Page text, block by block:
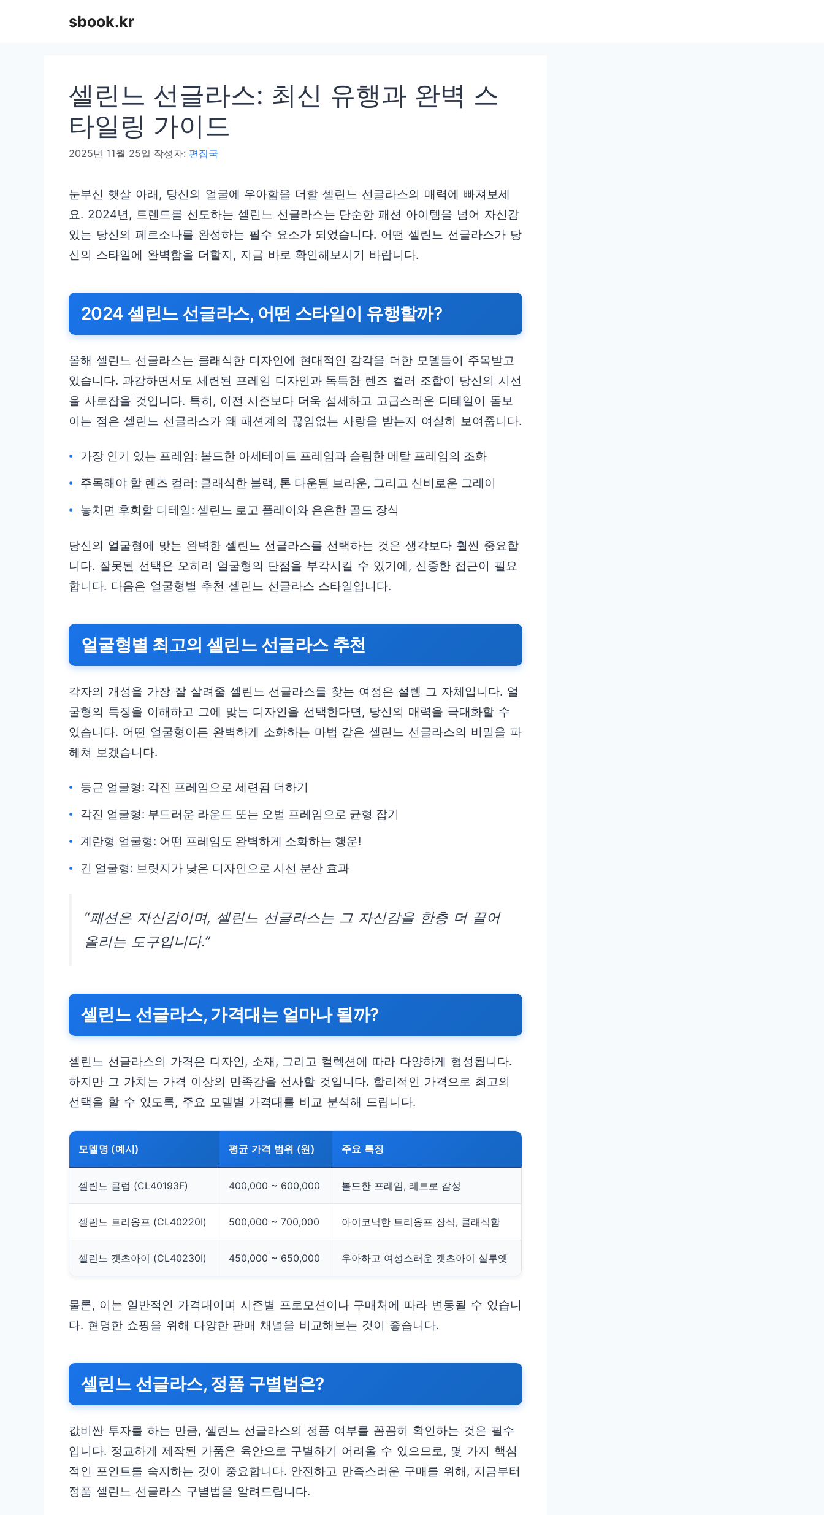
sbook.kr
셀린느 선글라스: 최신 유행과 완벽 스
타일링 가이드
2025년 11월 25일 작성자: 편집국
눈부신 햇살 아래, 당신의 얼굴에 우아함을 더할 셀린느 선글라스의 매력에 빠져보세
요. 2024년, 트렌드를 선도하는 셀린느 선글라스는 단순한 패션 아이템을 넘어 자신감
있는 당신의 페르소나를 완성하는 필수 요소가 되었습니다. 어떤 셀린느 선글라스가 당
신의 스타일에 완벽함을 더할지, 지금 바로 확인해보시기 바랍니다.
2024 셀린느 선글라스, 어떤 스타일이 유행할까?
올해 셀린느 선글라스는 클래식한 디자인에 현대적인 감각을 더한 모델들이 주목받고
있습니다. 과감하면서도 세련된 프레임 디자인과 독특한 렌즈 컬러 조합이 당신의 시선
을 사로잡을 것입니다. 특히, 이전 시즌보다 더욱 섬세하고 고급스러운 디테일이 돋보
이는 점은 셀린느 선글라스가 왜 패션계의 끊임없는 사랑을 받는지 여실히 보여줍니다.
가장 인기 있는 프레임: 볼드한 아세테이트 프레임과 슬림한 메탈 프레임의 조화
주목해야 할 렌즈 컬러: 클래식한 블랙, 톤 다운된 브라운, 그리고 신비로운 그레이
놓치면 후회할 디테일: 셀린느 로고 플레이와 은은한 골드 장식
당신의 얼굴형에 맞는 완벽한 셀린느 선글라스를 선택하는 것은 생각보다 훨씬 중요합
니다. 잘못된 선택은 오히려 얼굴형의 단점을 부각시킬 수 있기에, 신중한 접근이 필요
합니다. 다음은 얼굴형별 추천 셀린느 선글라스 스타일입니다.
얼굴형별 최고의 셀린느 선글라스 추천
각자의 개성을 가장 잘 살려줄 셀린느 선글라스를 찾는 여정은 설렘 그 자체입니다. 얼
굴형의 특징을 이해하고 그에 맞는 디자인을 선택한다면, 당신의 매력을 극대화할 수
있습니다. 어떤 얼굴형이든 완벽하게 소화하는 마법 같은 셀린느 선글라스의 비밀을 파
헤쳐 보겠습니다.
둥근 얼굴형: 각진 프레임으로 세련됨 더하기
각진 얼굴형: 부드러운 라운드 또는 오벌 프레임으로 균형 잡기
계란형 얼굴형: 어떤 프레임도 완벽하게 소화하는 행운!
긴 얼굴형: 브릿지가 낮은 디자인으로 시선 분산 효과
“패션은 자신감이며, 셀린느 선글라스는 그 자신감을 한층 더 끌어
올리는 도구입니다.”
셀린느 선글라스, 가격대는 얼마나 될까?
셀린느 선글라스의 가격은 디자인, 소재, 그리고 컬렉션에 따라 다양하게 형성됩니다.
하지만 그 가치는 가격 이상의 만족감을 선사할 것입니다. 합리적인 가격으로 최고의
선택을 할 수 있도록, 주요 모델별 가격대를 비교 분석해 드립니다.
모델명 (예시) 평균 가격 범위 (원) 주요 특징
셀린느 클럽 (CL40193F) 400,000 ~ 600,000 볼드한 프레임, 레트로 감성
셀린느 트리옹프 (CL40220I) 500,000 ~ 700,000 아이코닉한 트리옹프 장식, 클래식함
셀린느 캣츠아이 (CL40230I) 450,000 ~ 650,000 우아하고 여성스러운 캣츠아이 실루엣
물론, 이는 일반적인 가격대이며 시즌별 프로모션이나 구매처에 따라 변동될 수 있습니
다. 현명한 쇼핑을 위해 다양한 판매 채널을 비교해보는 것이 좋습니다.
셀린느 선글라스, 정품 구별법은?
값비싼 투자를 하는 만큼, 셀린느 선글라스의 정품 여부를 꼼꼼히 확인하는 것은 필수
입니다. 정교하게 제작된 가품은 육안으로 구별하기 어려울 수 있으므로, 몇 가지 핵심
적인 포인트를 숙지하는 것이 중요합니다. 안전하고 만족스러운 구매를 위해, 지금부터
정품 셀린느 선글라스 구별법을 알려드립니다.